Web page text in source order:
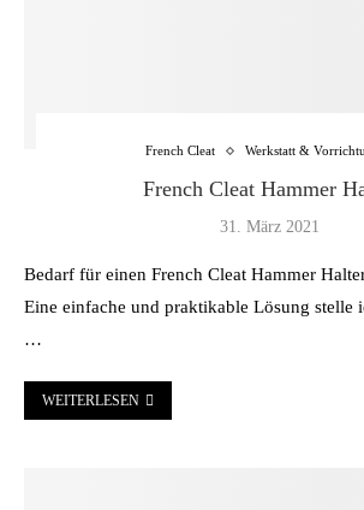
French Cleat Werkstatt &
French Cleat Hammer
31. März 2021
Bedarf für einen French Cleat Hammer
Eine einfache und praktikable Lösung stelle
…
WEITERLESEN